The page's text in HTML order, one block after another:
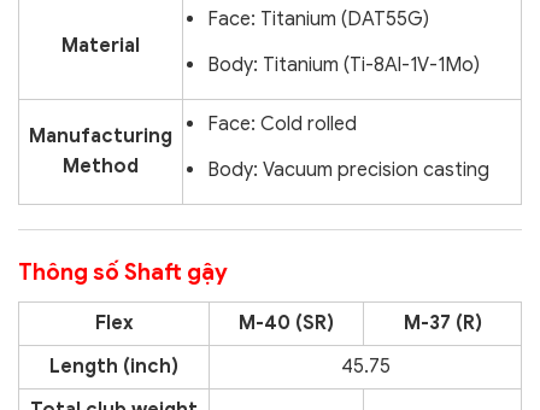
Material
Face: Titanium (DAT55G)
Body: Titanium (Ti-8Al-1V-1Mo)
Manufacturing
Method
Face: Cold rolled
Body: Vacuum precision casting
Thông số Shaft gậy
Flex M-40 (SR)
M-37 (R)
Length (inch)
45.75